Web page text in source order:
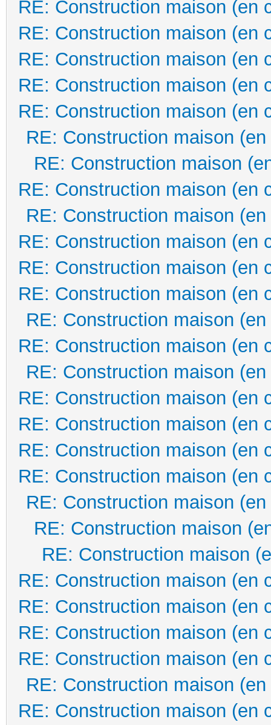
RE: Construction maison (en
RE: Construction maison (en
RE: Construction maison (en
RE: Construction maison (en
RE: Construction maison (en
RE: Construction maison
RE: Construction maison
RE: Construction maison (en
RE: Construction maison
RE: Construction maison (en
RE: Construction maison (en
RE: Construction maison (en
RE: Construction maison
RE: Construction maison (en
RE: Construction maison
RE: Construction maison (en
RE: Construction maison (en
RE: Construction maison (en
RE: Construction maison (en
RE: Construction maison
RE: Construction maison
RE: Construction maison
RE: Construction maison (en
RE: Construction maison (en
RE: Construction maison (en
RE: Construction maison (en
RE: Construction maison
RE: Construction maison (en